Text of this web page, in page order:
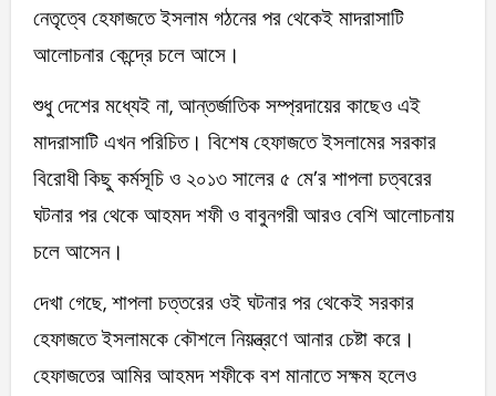
নেতৃত্বে হেফাজতে ইসলাম গঠনের পর থেকেই মাদরাসাটি
আলোচনার কেন্দ্রে চলে আসে।
শুধু দেশের মধ্যেই না, আন্তর্জাতিক সম্প্রদায়ের কাছেও এই
মাদরাসাটি এখন পরিচিত। বিশেষ হেফাজতে ইসলামের সরকার
বিরোধী কিছু কর্মসূচি ও ২০১৩ সালের ৫ মে’র শাপলা চত্বরের
ঘটনার পর থেকে আহমদ শফী ও বাবুনগরী আরও বেশি আলোচনায়
চলে আসেন।
দেখা গেছে, শাপলা চত্তরের ওই ঘটনার পর থেকেই সরকার
হেফাজতে ইসলামকে কৌশলে নিয়ন্ত্রণে আনার চেষ্টা করে।
হেফাজতের আমির আহমদ শফীকে বশ মানাতে সক্ষম হলেও